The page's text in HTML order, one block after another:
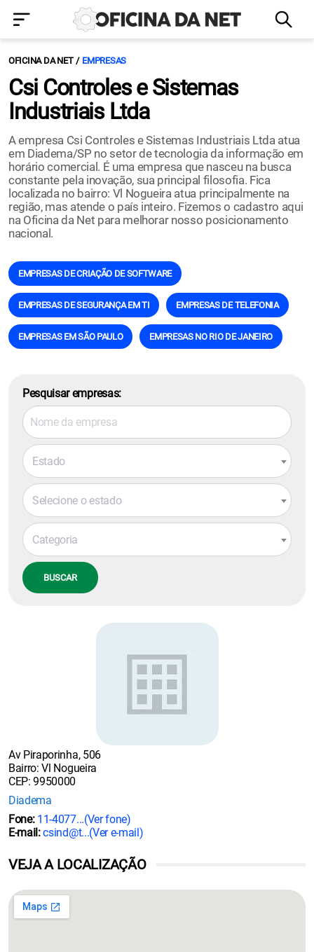
OFICINA DA NET EMPRESAS
Csi Controles e Sistemas
Industriais Ltda
A empresa Csi Controles e Sistemas Industriais Ltda atua
em Diadema/SP no setor de tecnologia da informação em
horário comercial. É uma empresa que nasceu na busca
constante pela inovação, sua principal filosofia. Fica
localizada no bairro: Vl Nogueira atua principalmente na
região, mas atende o país inteiro. Fizemos o cadastro aqui
na Oficina da Net para melhorar nosso posicionamento
nacional.
EMPRESAS DE CRIAÇÃO DE SOFTWARE
EMPRESAS DE SEGURANÇA EM TI EMPRESAS DE TELEFONIA
EMPRESAS EM SÃO PAULO EMPRESAS NO RIO DE JANEIRO
Pesquisar empresas:
Estado
Selecione o estado
Categoria
BUSCAR
Av Piraporinha, 506
Bairro: Vl Nogueira
CEP: 9950000
Diadema
Fone: 11-4077...(Ver fone)
E-mail:csind@t...(Ver e-mail)
VEJA A LOCALIZAÇÃO